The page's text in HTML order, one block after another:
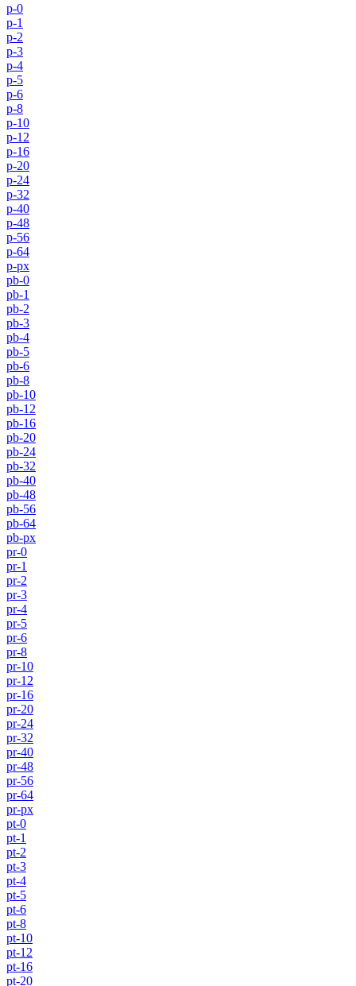
p-0
p-1
p-2
p-3
p-4
p-5
p-6
p-8
p-10
p-12
p-16
p-20
p-24
p-32
p-40
p-48
p-56
p-64
p-px
pb-0
pb-1
pb-2
pb-3
pb-4
pb-5
pb-6
pb-8
pb-10
pb-12
pb-16
pb-20
pb-24
pb-32
pb-40
pb-48
pb-56
pb-64
pb-px
pr-0
pr-1
pr-2
pr-3
pr-4
pr-5
pr-6
pr-8
pr-10
pr-12
pr-16
pr-20
pr-24
pr-32
pr-40
pr-48
pr-56
pr-64
pr-px
pt-0
pt-1
pt-2
pt-3
pt-4
pt-5
pt-6
pt-8
pt-10
pt-12
pt-16
pt-20